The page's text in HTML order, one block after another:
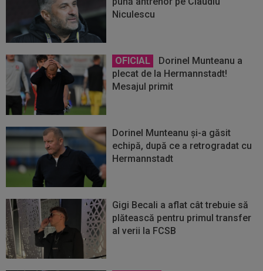
Niculescu
OFICIAL
Dorinel Munteanu a
plecat de la Hermannstadt!
Mesajul primit
Dorinel Munteanu și-a găsit
echipă, după ce a retrogradat cu
Hermannstadt
Gigi Becali a aflat cât trebuie să
plătească pentru primul transfer
al verii la FCSB